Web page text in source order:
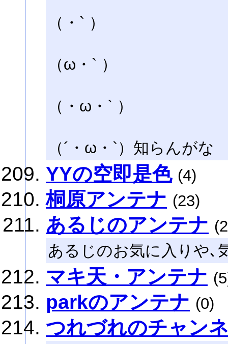
（・` ）
（ω・` ）
（・ω・` ）
（´・ω・`）知らんがな
YYの空即是色 (4)
桐原アンテナ (23)
あるじのアンテナ
あるじのお気に入りや､
マキ天・アンテナ
parkのアンテナ (0)
つれづれのチャン